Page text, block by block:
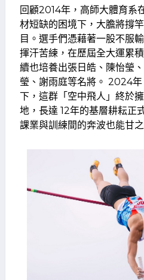
回顧2014年，高師大體育系
材短缺的困境下，大膽將撐
目。選手們憑藉著一股不服
揮汗苦練，在歷屆全大運累
續也培養出張日皓、陳怡瑩
瑩、謝雨庭等名將。 2024
下，這群「空中飛人」終於
地，長達 12年的基層耕耘正
課業與訓練間的奔波也能甘